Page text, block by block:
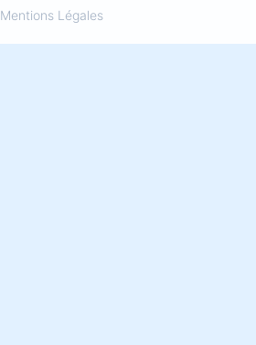
Mentions Légales